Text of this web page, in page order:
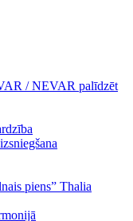
/ NEVAR palīdzēt
piens” Thalia